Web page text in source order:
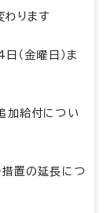
ります
（金曜日）ま
加給付につい
置の延長につ